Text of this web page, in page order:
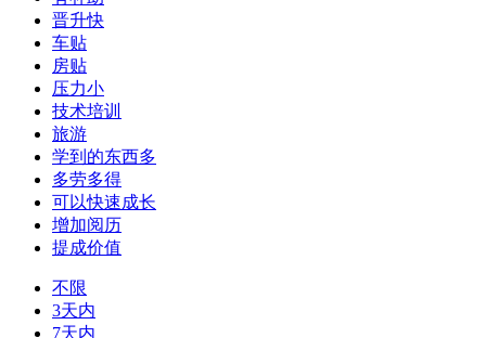
晋升快
车贴
房贴
压力小
技术培训
旅游
学到的东西多
多劳多得
可以快速成长
增加阅历
提成价值
不限
3天内
7天内